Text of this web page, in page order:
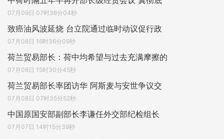
07月09日 07时36分04秒
致癌油风波延烧 台立院通过临时动议促行政
07月08日 16时36分09秒
荷兰贸易部长：荷中均希望与过去充满摩擦的
07月08日 15时30分45秒
荷兰贸易部长率团访华 阿斯麦与安世争议交
07月08日 07时35分52秒
中国原国安部副部长李谦任外交部纪检组长
07月07日 14时15分39秒